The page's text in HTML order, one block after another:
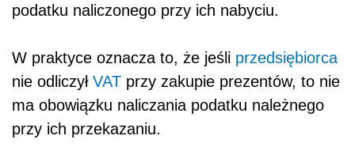
podatku naliczonego przy ich nabyciu.
W praktyce oznacza to, że jeśli przedsiębiorca
nie odliczył VAT przy zakupie prezentów, to nie
ma obowiązku naliczania podatku należnego
przy ich przekazaniu.